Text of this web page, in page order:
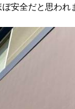
安全だと思われ